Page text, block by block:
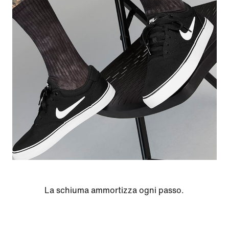
La schiuma ammortizza ogni passo.